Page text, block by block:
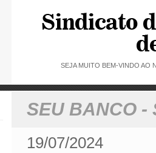
SEJA MUITO BEM-VINDO
SEU BANCO -
19/07/2024